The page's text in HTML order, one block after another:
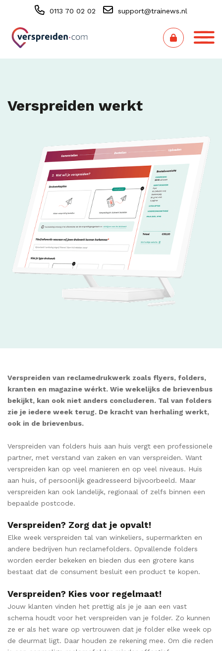
0113 70 02 02 support@trainews.nl
Verspreiden werkt
Verspreiden van reclamedrukwerk zoals flyers, folders,
kranten en magazine wérkt. Wie wekelijks de brievenbus
bekijkt, kan ook niet anders concluderen. Tal van folders
zie je iedere week terug. De kracht van herhaling werkt,
ook in de brievenbus.
Verspreiden van folders huis aan huis vergt een professionele
partner, met verstand van zaken en van verspreiden. Want
verspreiden kan op veel manieren en op veel niveaus. Huis
aan huis, of persoonlijk geadresseerd bijvoorbeeld. Maar
verspreiden kan ook landelijk, regionaal of zelfs binnen een
bepaalde postcode.
Verspreiden? Zorg dat je opvalt!
Elke week verspreiden tal van winkeliers, supermarkten en
andere bedrijven hun reclamefolders. Opvallende folders
worden eerder bekeken en bieden dus een grotere kans
bestaat dat de consument besluit een product te kopen.
Verspreiden? Kies voor regelmaat!
Jouw klanten vinden het prettig als je je aan een vast
schema houdt voor het verspreiden van je folder. Zo kunnen
ze er als het ware op vertrouwen dat je folder elke week op
de deurmat ligt. Daar houden ze rekening mee. Om die reden